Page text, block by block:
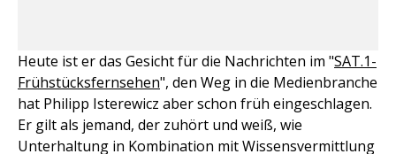
Heute ist er das Gesicht für die Nachrichten im "SAT.1-
Frühstücksfernsehen", den Weg in die Medienbranche
hat Philipp Isterewicz aber schon früh eingeschlagen.
Er gilt als jemand, der zuhört und weiß, wie
Unterhaltung in Kombination mit Wissensvermittlung